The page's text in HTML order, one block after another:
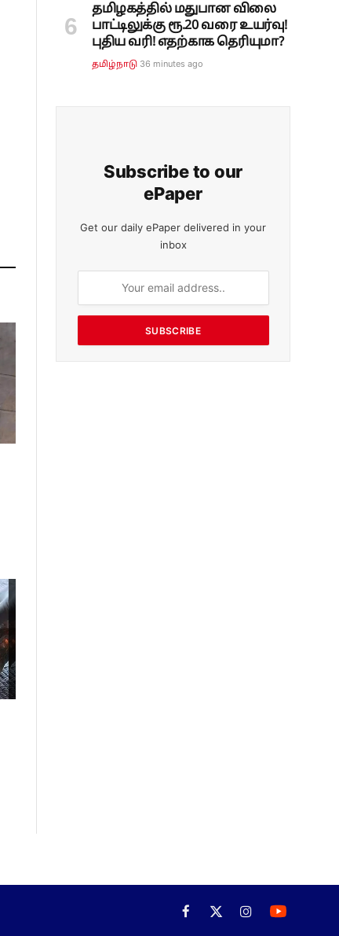
தமிழகத்தில் மதுபான விலை
பாட்டிலுக்கு ரூ.20 வரை உயர்வு!
புதிய வரி! எதற்காக தெரியுமா?
தமிழ்நாடு 36 minutes ago
Subscribe to our
ePaper
Get our daily ePaper delivered in your
inbox
SUBSCRIBE
Facebook
X
Instagram